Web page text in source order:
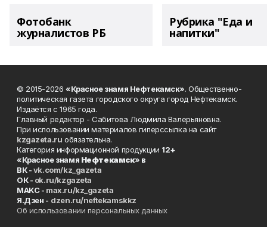
Фотобанк
журналистов РБ
Рубрика "Еда и
напитки"
© 2015-2026 «Красное знамя Нефтекамск». Общественно-
политическая газета городского округа город Нефтекамск.
Издаётся с 1965 года.
Главный редактор - Сабитова Людмила Валерьяновна.
При использовании материалов гиперссылка на сайт
kzgazeta.ru обязательна.
Категория информационной продукции 12+
«Красное знамя Нефтекамск» в
ВК -vk.com/kz_gazeta
ОК - ok.ru/kzgazeta
MAKC - max.ru/kz_gazeta
Я.Дзен - dzen.ru/neftekamskkz
Об использовании персональных данных